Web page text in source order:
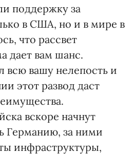
поддержку за
в США, но и в мире в
что рассвет
дает вам шанс.
всю вашу нелепость и
этот развод даст
вскоре начнут
Германию, за ними
инфраструктуры,